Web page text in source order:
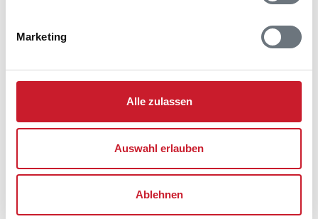
Marketing
Alle zulassen
Auswahl erlauben
Ablehnen
frei gewählter Zeitraum
2026 1 2 3 4 5 6 7 8 9 10 11
12
S
M D F
D
M D F S S M D M D F
S
S M D M
S
M D M D F S S M D M
D
S S